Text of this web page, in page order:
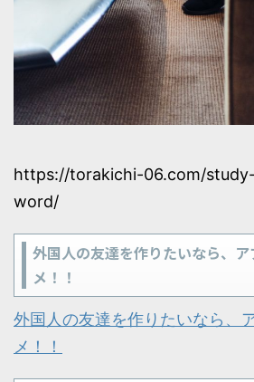
https://torakichi-06.com/
word/
外国人の友達を作りたいなら、
メ！！
外国人の友達を作りたいなら、
メ！！